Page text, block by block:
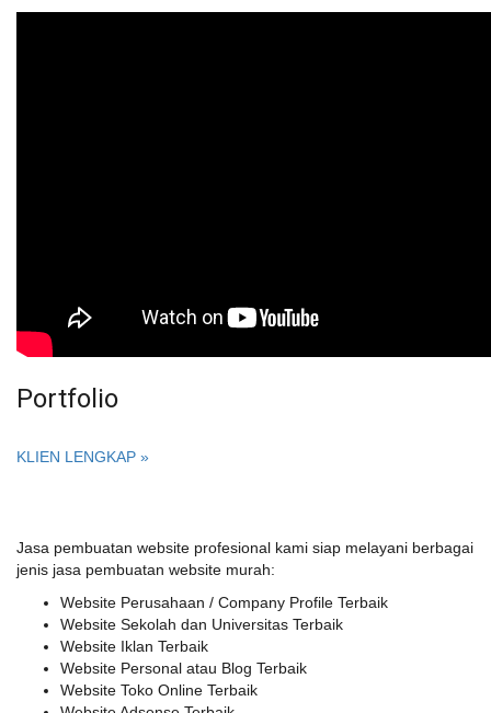
Portfolio
KLIEN LENGKAP »
Jasa pembuatan website profesional kami siap melayani berbagai
jenis jasa pembuatan website murah:
Website Perusahaan / Company Profile Terbaik
Website Sekolah dan Universitas Terbaik
Website Iklan Terbaik
Website Personal atau Blog Terbaik
Website Toko Online Terbaik